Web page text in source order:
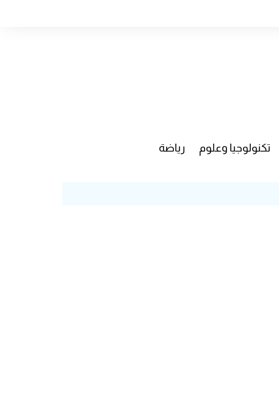
تكنولوجيا وعلوم رياضة